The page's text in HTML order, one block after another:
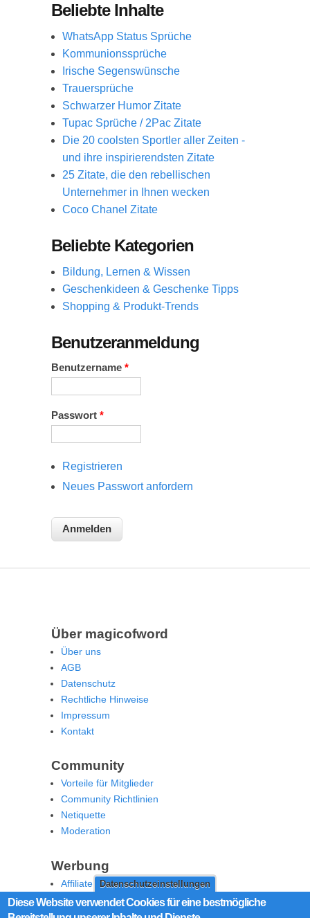
Datenschutzeinstellungen
Diese Website verwendet Cookies für eine bestmögliche
Beliebte Inhalte
WhatsApp Status Sprüche
Kommunionssprüche
Irische Segenswünsche
Trauersprüche
Schwarzer Humor Zitate
Tupac Sprüche / 2Pac Zitate
Die 20 coolsten Sportler aller Zeiten -
und ihre inspirierendsten Zitate
25 Zitate, die den rebellischen
Unternehmer in Ihnen wecken
Coco Chanel Zitate
Beliebte Kategorien
Bildung, Lernen & Wissen
Geschenkideen & Geschenke Tipps
Shopping & Produkt-Trends
Benutzeranmeldung
Benutzername *
Passwort *
Registrieren
Neues Passwort anfordern
Über magicofword
Über uns
AGB
Datenschutz
Rechtliche Hinweise
Impressum
Kontakt
Community
Vorteile für Mitglieder
Community Richtlinien
Netiquette
Moderation
Werbung
Affiliate Offenlegung
Werben Sie auf MoW